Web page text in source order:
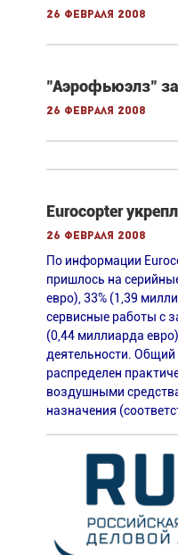
26 февраля 2008
"Аэрофьюэлз"
26 февраля 2008
Eurocopter
26 февраля 2008
По информации
пришлось на
евро), 33% (1,39
сервисные работы с
(0,44 миллиарда
деятельности.
распределен
воздушными
назначения